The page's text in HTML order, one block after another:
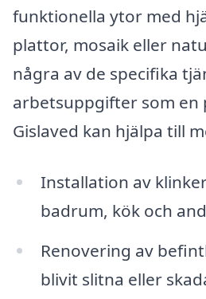
funktionella ytor med
plattor, mosaik eller
några av de specifika
arbetsuppgifter som en
Gislaved kan hjälpa till
Installation av
badrum, kök och
Renovering av
blivit slitna eller